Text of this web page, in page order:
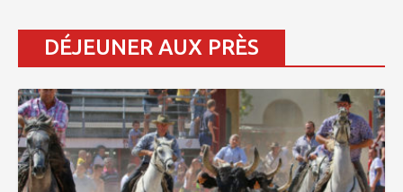
DÉJEUNER AUX PRÈS